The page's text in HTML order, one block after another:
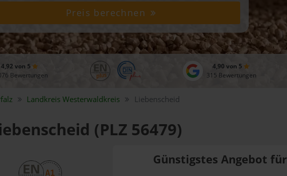
Preis berechnen
4,92 von 5
Bewertungen
4,90 von 5
315 Bewertungen
LandkreisWesterwaldkreis Liebenscheid
(PLZ 56479)
Günstigstes Angebot für